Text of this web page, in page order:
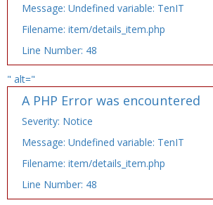
Message: Undefined variable: TenIT
Filename: item/details_item.php
Line Number: 48
" alt="
A PHP Error was encountered
Severity: Notice
Message: Undefined variable: TenIT
Filename: item/details_item.php
Line Number: 48